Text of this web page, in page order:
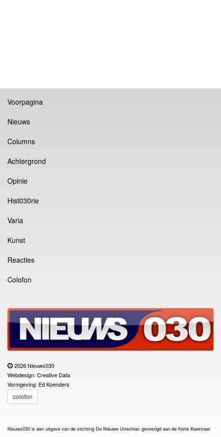
Voorpagina
Nieuws
Columns
Achtergrond
Opinie
Hist030rie
Varia
Kunst
Reacties
Colofon
2026 Nieuws030
Webdesign: Creative Data
Vormgeving: Ed Koenders
colofon
Nieuws030 is een uitgave van de stichting De Nieuwe Utrechter, gevestigd aan de Korte Koestraat